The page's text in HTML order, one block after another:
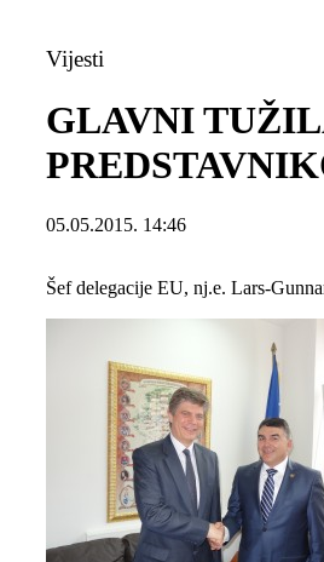
Vijesti
GLAVNI
05.05.2015. 14:46
Šef delegacije EU, nj.e. Lars-